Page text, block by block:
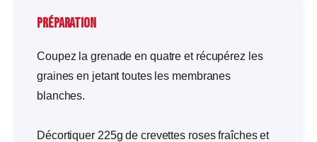
Préparation
Coupez la grenade en quatre et récupérez les
graines en jetant toutes les membranes
blanches.
Décortiquer 225g de crevettes roses fraîches et